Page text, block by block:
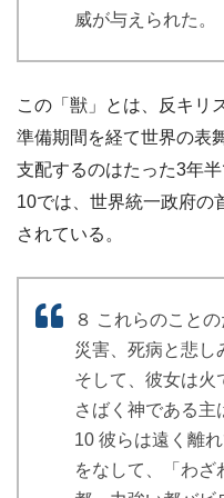
威が与えられた。
この「獣」とは、反キリ
準備期間を経て世界の表
支配するのはたった3年
10では、世界統一政府の
されている。
８ これらのこと
災害、死病と悲し
そして、彼女は火
さばく神である
10 彼らは遠く離
をなして、「わざ